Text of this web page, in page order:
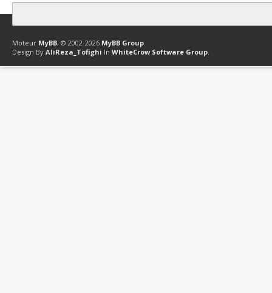
Contact Club Affiliation Retourner en haut Version bas-débit
Moteur MyBB, © 2002-2026 MyBB Group.
Design By AliReza_Tofighi In WhiteCrow Software Group.